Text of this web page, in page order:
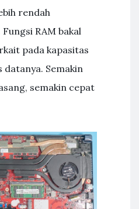
rendah
RAM bakal
pada kapasitas
datanya. Semakin
semakin cepat